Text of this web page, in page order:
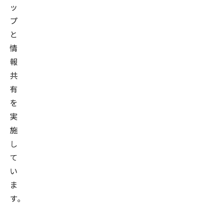
ッ
プ
と
情
報
共
有
を
実
施
し
て
い
ま
す。